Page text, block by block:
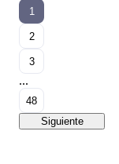
1
2
3
...
48
Siguiente